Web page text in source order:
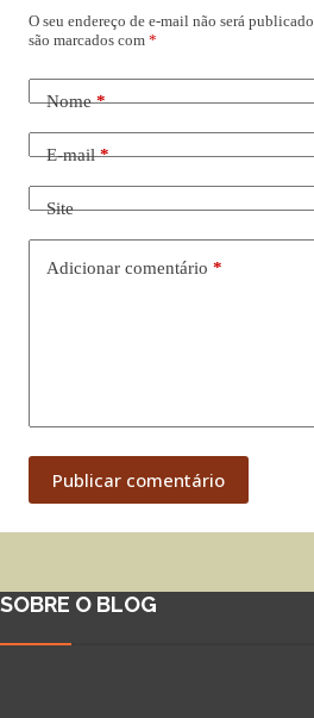
O seu endereço de e-mail não será publicado.
são marcados com *
Nome*
E-mail*
Site
Adicionar comentário *
Publicar comentário
SOBRE O BLOG